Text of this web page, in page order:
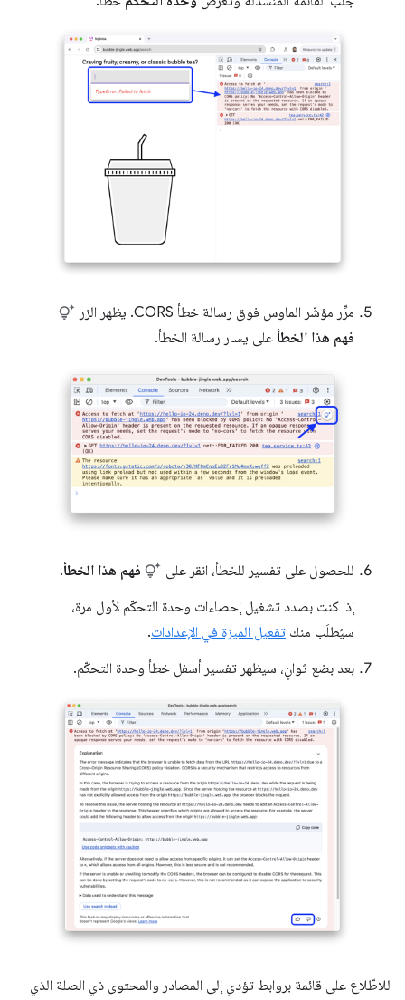
مرِّر مؤشّر الماوس فوق رسالة خطأ CORS. يظهر الزر
فهم هذا الخطأ على يسار رسالة الخطأ.
للحصول على تفسير للخطأ، انقر على فهم هذا الخطأ.
إذا كنت بصدد تشغيل إحصاءات وحدة التحكّم لأول مرة،
سيُطلَب منك تفعيل الميزة في الإعدادات.
بعد بضع ثوانٍ، سيظهر تفسير أسفل خطأ وحدة التحكّم.
للاطّلاع على قائمة بروابط تؤدي إلى المصادر والمحتوى ذي الصلة الذي